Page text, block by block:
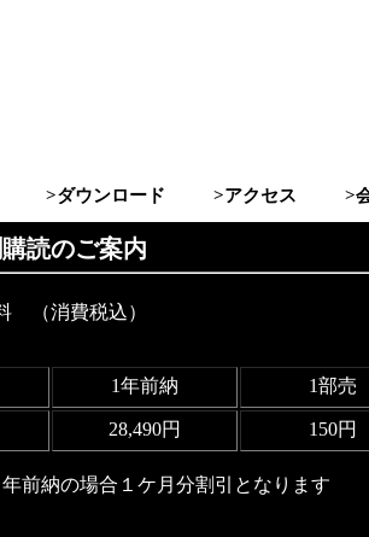
>ダウンロード >アクセス >
読のご案内
（消費税込）
1年前納 1部売
28,490円 150円
前納の場合１ケ月分割引となります